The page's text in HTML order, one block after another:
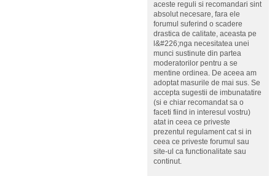
aceste reguli si recomandari sint
absolut necesare, fara ele
forumul suferind o scadere
drastica de calitate, aceasta pe
l&#226;nga necesitatea unei
munci sustinute din partea
moderatorilor pentru a se
mentine ordinea. De aceea am
adoptat masurile de mai sus. Se
accepta sugestii de imbunatatire
(si e chiar recomandat sa o
faceti fiind in interesul vostru)
atat in ceea ce priveste
prezentul regulament cat si in
ceea ce priveste forumul sau
site-ul ca functionalitate sau
continut.